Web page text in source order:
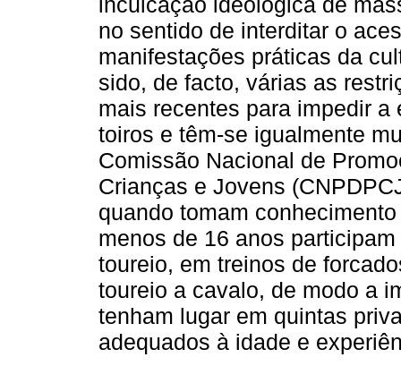
no sentido de interditar o
manifestações práticas da
sido, de facto, várias as
mais recentes para impedir
toiros e têm-se igualmente
Comissão Nacional de
Crianças e Jovens
quando tomam
menos de 16 anos
toureio, em treinos de
toureio a cavalo, de modo a
tenham lugar em quintas
adequados à idade e